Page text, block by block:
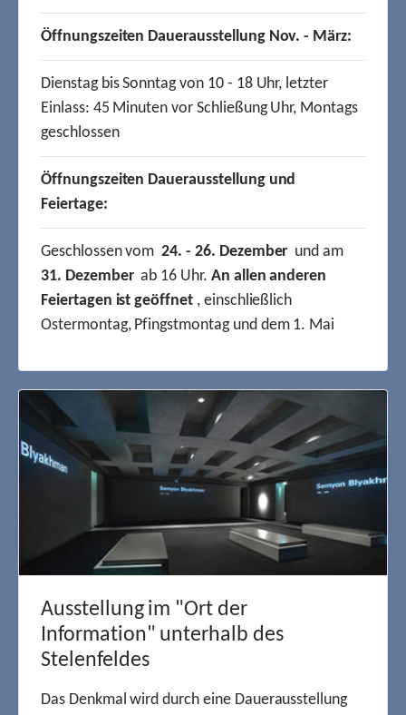
Ausstellung im "Ort der
Information" unterhalb des
Stelenfeldes
Das Denkmal wird durch eine Dauerausstellung
Öffnungszeiten Dauerausstellung Nov. - März:
Dienstag bis Sonntag von 10 - 18 Uhr, letzter
Einlass: 45 Minuten vor Schließung Uhr, Montags
geschlossen
Öffnungszeiten Dauerausstellung und
Feiertage:
Geschlossen vom24. - 26. Dezember und am
31. Dezemberab 16 Uhr. An allen anderen
Feiertagen ist geöffnet, einschließlich
Ostermontag, Pfingstmontag und dem 1. Mai